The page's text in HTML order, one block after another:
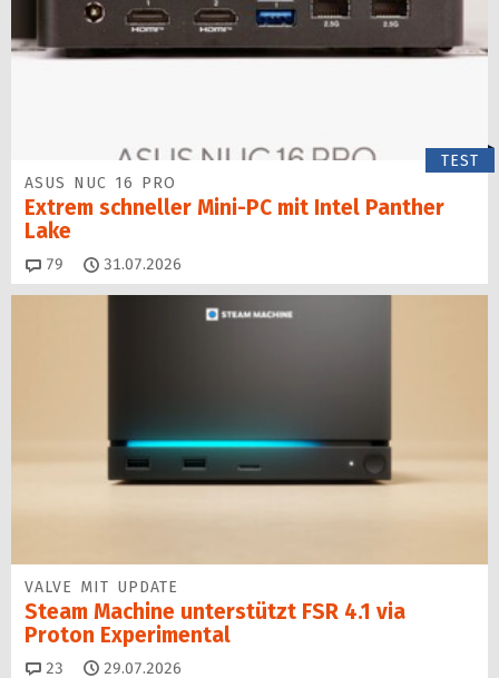
TEST
ASUS NUC 16 PRO
Extrem schneller Mini-PC mit Intel Panther
Lake
79 Kommentare
31.07.2026
VALVE MIT UPDATE
Steam Machine unterstützt FSR 4.1 via
Proton Experimental
23 Kommentare
29.07.2026